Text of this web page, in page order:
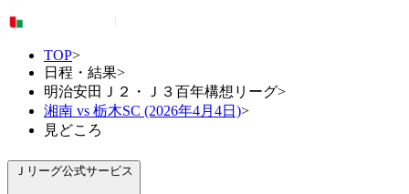
TOP>
日程・結果>
明治安田Ｊ２・Ｊ３百年構想リーグ>
湘南 vs 栃木SC (2026年4月4日)>
見どころ
Ｊリーグ公式サービス